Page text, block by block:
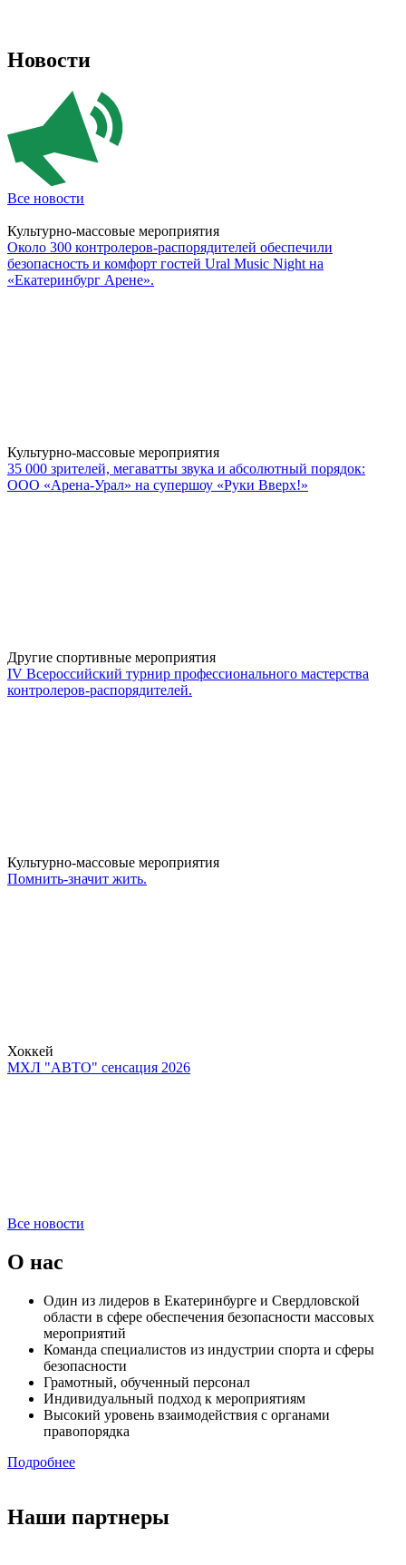
Новости
Все новости
Культурно-массовые мероприятия
Около 300 контролеров-распорядителей обеспечили
безопасность и комфорт гостей Ural Music Night на
«Екатеринбург Арене».
Культурно-массовые мероприятия
35 000 зрителей, мегаватты звука и абсолютный порядок:
ООО «Арена-Урал» на супершоу «Руки Вверх!»
Другие спортивные мероприятия
IV Всероссийский турнир профессионального мастерства
контролеров-распорядителей.
Культурно-массовые мероприятия
Помнить-значит жить.
Хоккей
МХЛ "АВТО" сенсация 2026
Все новости
О нас
Один из лидеров в Екатеринбурге и Свердловской
области в сфере обеспечения безопасности массовых
мероприятий
Команда специалистов из индустрии спорта и сферы
безопасности
Грамотный, обученный персонал
Индивидуальный подход к мероприятиям
Высокий уровень взаимодействия с органами
правопорядка
Подробнее
Наши партнеры